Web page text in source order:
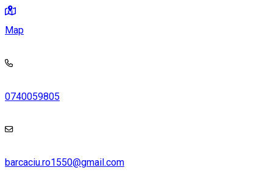
Map
0740059805
barcaciu.ro1550@gmail.com